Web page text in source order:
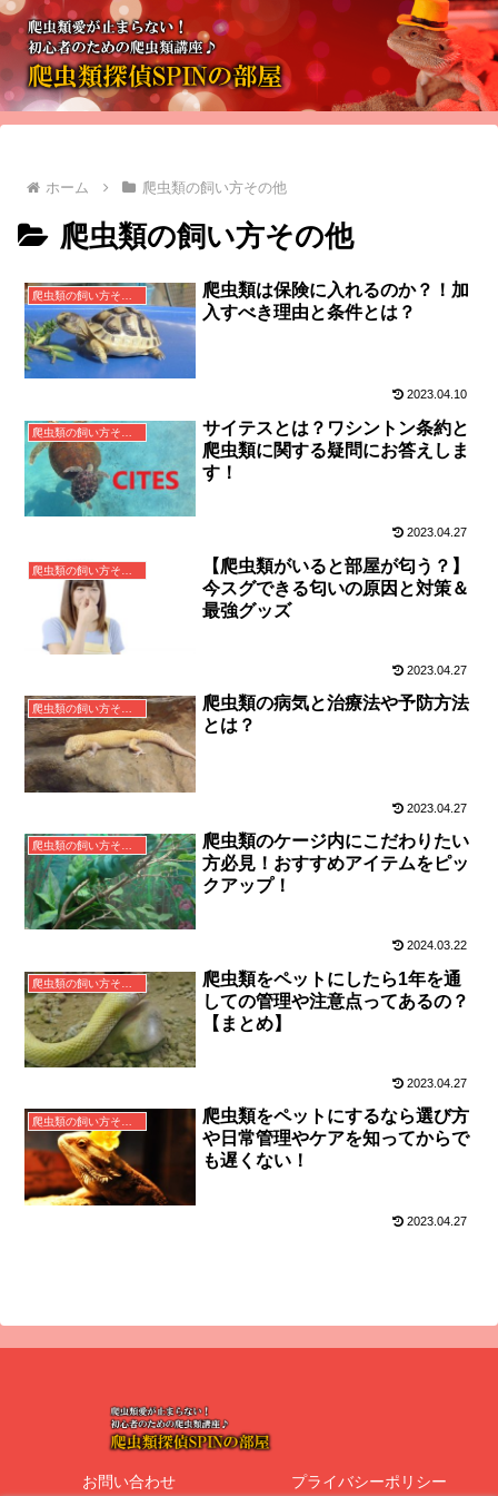
ホーム 爬虫類の飼い方その他
爬虫類の飼い方その他
爬虫類は保険に入れるのか？！加
入すべき理由と条件とは？
2023.04.10
爬虫類の飼い方その他
サイテスとは？ワシントン条約と
爬虫類に関する疑問にお答えしま
す！
2023.04.27
【爬虫類がいると部屋が匂う？】
今スグできる匂いの原因と対策＆
最強グッズ
2023.04.27
爬虫類の病気と治療法や予防方法
とは？
2023.04.27
爬虫類の飼い方その他
爬虫類のケージ内にこだわりたい
方必見！おすすめアイテムをピッ
クアップ！
2024.03.22
爬虫類をペットにしたら1年を通
しての管理や注意点ってあるの？
【まとめ】
2023.04.27
爬虫類をペットにするなら選び方
や日常管理やケアを知ってからで
も遅くない！
2023.04.27
お問い合わせ プライバシーポリシー